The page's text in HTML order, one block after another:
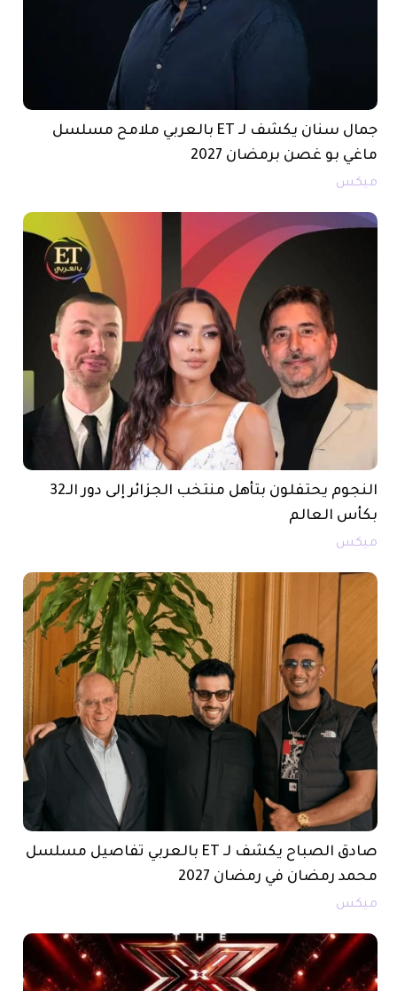
جمال سنان يكشف لـ ET بالعربي ملامح مسلسل
ماغي بو غصن برمضان 2027
ميكس
النجوم يحتفلون بتأهل منتخب الجزائر إلى دور الـ32
بكأس العالم
ميكس
صادق الصباح يكشف لـ ET بالعربي تفاصيل مسلسل
محمد رمضان في رمضان 2027
ميكس